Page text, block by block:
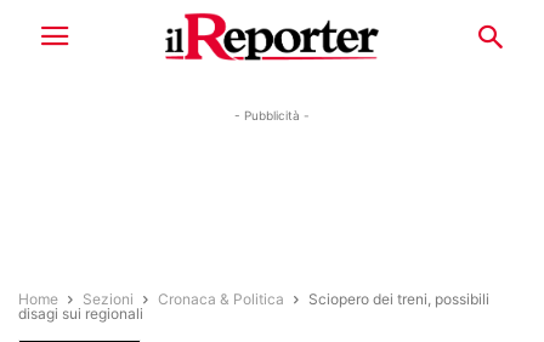
- Pubblicità -
Home Sezioni Cronaca & Politica
Sciopero dei treni, possibili
disagi sui regionali